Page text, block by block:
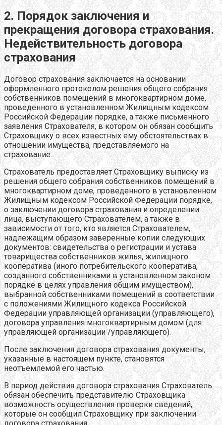
2. Порядок заключения и
прекращения договора страхования.
Недействительность договора
страхования
Договор страхования заключается на основании
оформленного протоколом решения общего собрания
собственников помещений в многоквартирном доме,
проведенного в установленном Жилищным кодексом
Российской Федерации порядке, а также письменного
заявления Страхователя, в котором он обязан сообщить
Страховщику о всех известных ему обстоятельствах в
отношении имущества, представляемого на
страхование.
Страхователь предоставляет Страховщику выписку из
решения общего собрания собственников помещений в
многоквартирном доме, проведенного в установленном
Жилищным кодексом Российской Федерации порядке,
о заключении договора страхования и определении
лица, выступающего Страхователем, а также в
зависимости от того, кто является Страхователем,
надлежащим образом заверенные копии следующих
документов: свидетельства о регистрации и устава
товарищества собственников жилья, жилищного
кооператива (иного потребительского кооператива,
созданного собственниками в установленном законом
порядке в целях управления общим имуществом),
выбранной собственниками помещений в соответствии
с положениями Жилищного кодекса Российской
Федерации управляющей организации (управляющего),
договора управления многоквартирным домом (для
управляющей организации /управляющего).
После заключения договора страхования документы,
указанные в настоящем пункте, становятся
неотъемлемой его частью.
В период действия договора страхования Страхователь
обязан обеспечить представителю Страховщика
возможность осуществления проверки сведений,
которые он сообщил Страховщику при заключении